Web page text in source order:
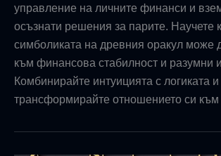
управление на личните финанси и
осъзнати решения за парите. Научете
симболиката на древния оракул може
към финансова стабилност и разумни
Комбинирайте интуицията с логиката и
трансформирайте отношението си към